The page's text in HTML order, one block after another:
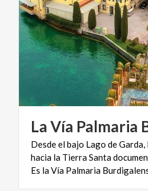
LaVía Palmaria
Desde el bajo Lago de
hacia la Tierra Santa
Es la Vía Palmaria